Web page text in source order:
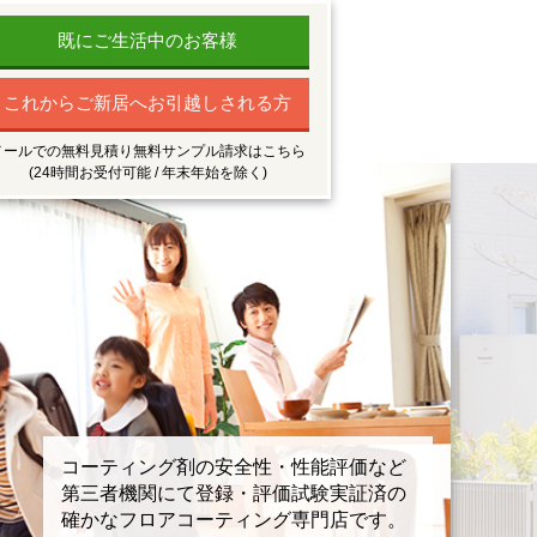
既にご生活中のお客様
これからご新居へお引越しされる方
ールでの無料見積り無料サンプル請求はこちら
(24時間お受付可能 / 年末年始を除く)
コーティング剤の安全性・性能評価など
第三者機関にて登録・評価試験実証済の
確かなフロアコーティング専門店です。